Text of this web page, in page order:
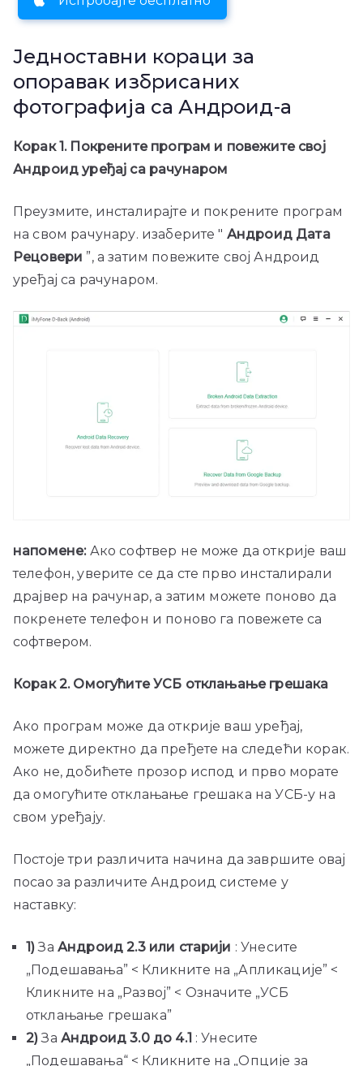
Једноставни кораци за
опоравак избрисаних
фотографија са Андроид-а
Корак 1. Покрените програм и повежите свој
Андроид уређај са рачунаром
Преузмите, инсталирајте и покрените програм
на свом рачунару. изаберите " Андроид Дата
Рецовери ”, а затим повежите свој Андроид
уређај са рачунаром.
напомене:Ако софтвер не може да открије ваш
телефон, уверите се да сте прво инсталирали
драјвер на рачунар, а затим можете поново да
покренете телефон и поново га повежете са
софтвером.
Корак 2. Омогућите УСБ отклањање грешака
Ако програм може да открије ваш уређај,
можете директно да пређете на следећи корак.
Ако не, добићете прозор испод и прво морате
да омогућите отклањање грешака на УСБ-у на
свом уређају.
Постоје три различита начина да завршите овај
посао за различите Андроид системе у
наставку:
1)За Андроид 2.3 или старији : Унесите
„Подешавања” < Кликните на „Апликације” <
Кликните на „Развој” < Означите „УСБ
отклањање грешака”
2)За Андроид 3.0 до 4.1 : Унесите
„Подешавања“ < Кликните на „Опције за